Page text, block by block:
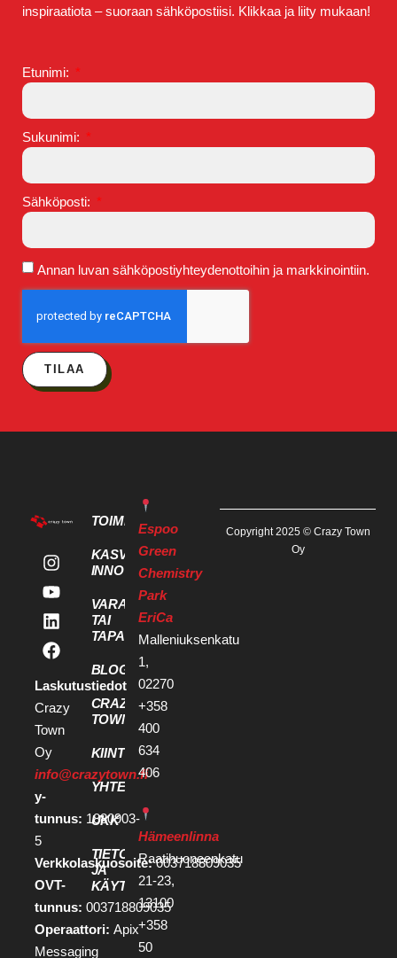
inspiraatiota – suoraan sähköpostiisi. Klikkaa ja liity mukaan!
Etunimi:
Sukunimi:
Sähköposti:
Annan luvan sähköpostiyhteydenottoihin ja markkinointiin.
TILAA
Laskutustiedot
Crazy
Town
Oy
info@crazytown.fi
y-
tunnus: 1880903-
5
Verkkolaskuosoite:003718809035
OVT-
tunnus: 003718809035
Operaattori: Apix
Messaging
TOIMITILAT
KASVU- JA
INNOVAATIOPALVELUT
VARAA KOKOUS
TAI
TAPAHTUMATILA
BLOGI
CRAZY
TOWN
KIINTEISTÖKEHITTÄJILLE
YHTEYSTIEDOT
UKK
TIETOSUOJA
JA
KÄYTTÖEHDOT
Espoo
Green
Chemistry
Park
EriCa
Malleniuksenkatu
1,
02270
+358
400
634
406
Hämeenlinna
Raatihuoneenkatu
21-23,
13100
+358
50
Copyright 2025 © Crazy Town
Oy